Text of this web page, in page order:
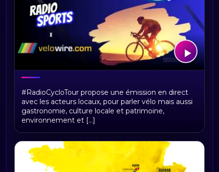
RadioCycloTour, le direct
#RadioCycloTour propose une émission en direct
avec les acteurs locaux, pour parler vélo mais aussi
gastronomie, culture locale et patrimoine,
environnement et [...]